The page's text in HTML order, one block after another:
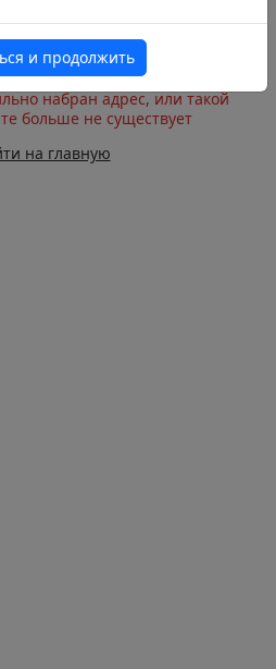
набран адрес, или такой
больше не существует
на главную
и продолжить